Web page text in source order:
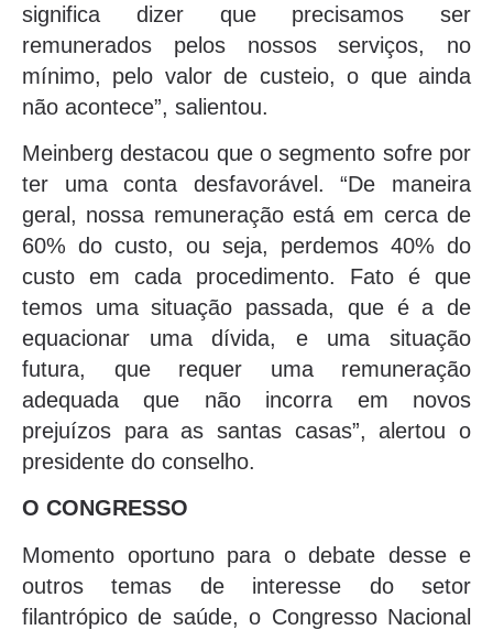
significa dizer que precisamos ser
remunerados pelos nossos serviços, no
mínimo, pelo valor de custeio, o que ainda
não acontece”, salientou.
Meinberg destacou que o segmento sofre por
ter uma conta desfavorável. “De maneira
geral, nossa remuneração está em cerca de
60% do custo, ou seja, perdemos 40% do
custo em cada procedimento. Fato é que
temos uma situação passada, que é a de
equacionar uma dívida, e uma situação
futura, que requer uma remuneração
adequada que não incorra em novos
prejuízos para as santas casas”, alertou o
presidente do conselho.
O CONGRESSO
Momento oportuno para o debate desse e
outros temas de interesse do setor
filantrópico de saúde, o Congresso Nacional